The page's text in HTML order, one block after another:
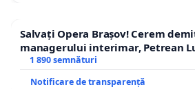
Salvați Opera Brașov! Cerem
managerului interimar, Petrean
1 890 semnături
Notificare de transparență